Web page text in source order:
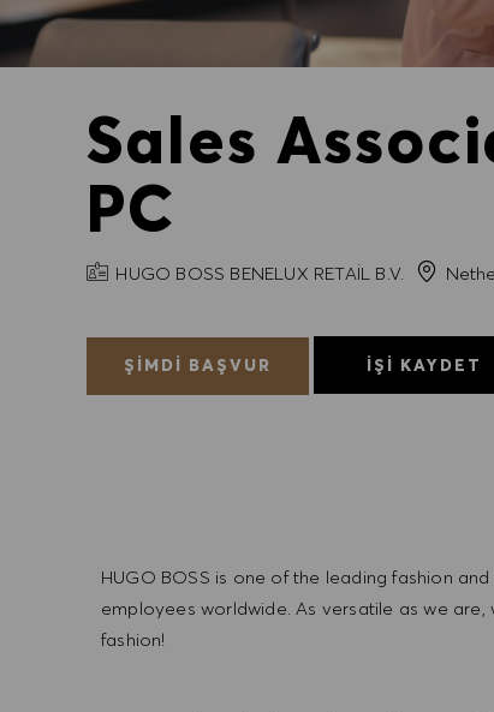
Sales
PC
FIRMA ADI
HUGO BOSS BENELUX RETAIL B.V.
ŞIMDI BAŞVUR İŞI KAYDET
HUGO BOSS is one of the leading fashion
employees worldwide. As versatile as we
fashion!